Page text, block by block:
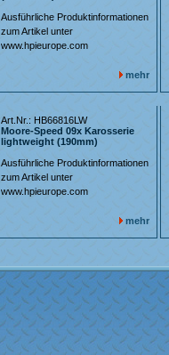
Ausführliche Produktinformationen
zum Artikel unter
www.hpieurope.com
mehr
Art.Nr.: HB66816LW
Moore-Speed 09x Karosserie
lightweight (190mm)
Ausführliche Produktinformationen
zum Artikel unter
www.hpieurope.com
mehr